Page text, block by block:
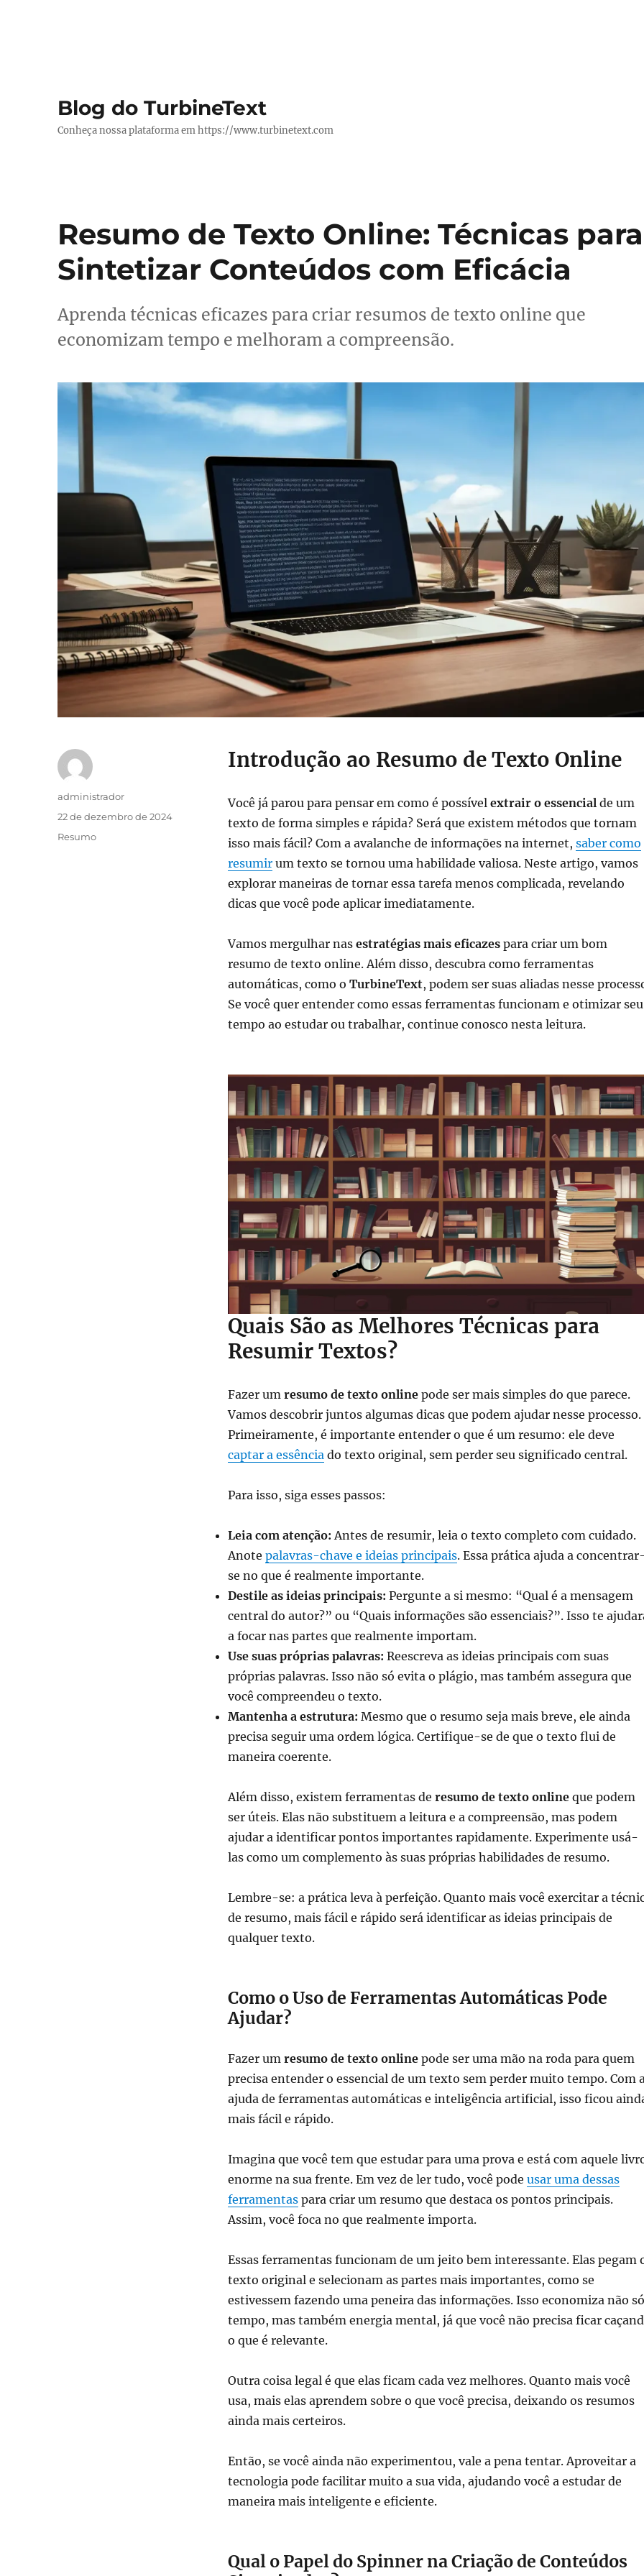
Blog do TurbineText
Conheça nossa plataforma em https://www.turbinetext.com
Resumo de Texto Online: Técnicas para
Sintetizar Conteúdos com Eficácia
Aprenda técnicas eficazes para criar resumos de texto online que
economizam tempo e melhoram a compreensão.
Introdução ao Resumo de Texto Online
Você já parou para pensar em como é possível extrair o essencialde um
texto de forma simples e rápida? Será que existem métodos que tornam
isso mais fácil? Com a avalanche de informações na internet, saber como
resumirum texto se tornou uma habilidade valiosa. Neste artigo, vamos
explorar maneiras de tornar essa tarefa menos complicada, revelando
dicas que você pode aplicar imediatamente.
Vamos mergulhar nas estratégias mais eficazespara criar um bom
resumo de texto online. Além disso, descubra como ferramentas
automáticas, como o TurbineText, podem ser suas aliadas nesse
Se você quer entender como essas ferramentas funcionam e otimizar seu
tempo ao estudar ou trabalhar, continue conosco nesta leitura.
Quais São as Melhores Técnicas para
Resumir Textos?
Fazer um resumo de texto onlinepode ser mais simples do que parece.
Vamos descobrir juntos algumas dicas que podem ajudar nesse processo.
Primeiramente, é importante entender o que é um resumo: ele deve
captar a essência do texto original, sem perder seu significado central.
Para isso, siga esses passos:
Leia com atenção: Antes de resumir, leia o texto completo com cuidado.
Anote palavras-chave e ideias principais. Essa prática ajuda a
se no que é realmente importante.
Destile as ideias principais: Pergunte a si mesmo: “Qual é a mensagem
central do autor?” ou “Quais informações são essenciais?”. Isso te
a focar nas partes que realmente importam.
Use suas próprias palavras: Reescreva as ideias principais com suas
próprias palavras. Isso não só evita o plágio, mas também assegura que
você compreendeu o texto.
Mantenha a estrutura: Mesmo que o resumo seja mais breve, ele ainda
precisa seguir uma ordem lógica. Certifique-se de que o texto flui de
maneira coerente.
Além disso, existem ferramentas de resumo de texto onlineque podem
ser úteis. Elas não substituem a leitura e a compreensão, mas podem
ajudar a identificar pontos importantes rapidamente. Experimente usá-
las como um complemento às suas próprias habilidades de resumo.
Lembre-se: a prática leva à perfeição. Quanto mais você exercitar a
de resumo, mais fácil e rápido será identificar as ideias principais de
qualquer texto.
Como o Uso de Ferramentas Automáticas Pode
Ajudar?
Fazer um resumo de texto onlinepode ser uma mão na roda para quem
precisa entender o essencial de um texto sem perder muito tempo. Com
ajuda de ferramentas automáticas e inteligência artificial, isso ficou
mais fácil e rápido.
Imagina que você tem que estudar para uma prova e está com aquele
enorme na sua frente. Em vez de ler tudo, você pode usar uma dessas
ferramentaspara criar um resumo que destaca os pontos principais.
Assim, você foca no que realmente importa.
Essas ferramentas funcionam de um jeito bem interessante. Elas pegam
texto original e selecionam as partes mais importantes, como se
estivessem fazendo uma peneira das informações. Isso economiza não só
tempo, mas também energia mental, já que você não precisa ficar
o que é relevante.
Outra coisa legal é que elas ficam cada vez melhores. Quanto mais você
usa, mais elas aprendem sobre o que você precisa, deixando os resumos
ainda mais certeiros.
Então, se você ainda não experimentou, vale a pena tentar. Aproveitar a
tecnologia pode facilitar muito a sua vida, ajudando você a estudar de
maneira mais inteligente e eficiente.
Qual o Papel do Spinner na Criação de Conteúdos
Autor
administrador
Publicado
22 de dezembro de 2024
Categorias
Resumo